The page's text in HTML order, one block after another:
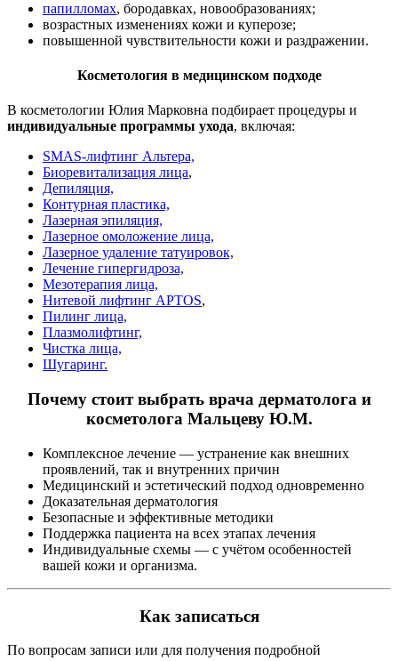
папилломах, бородавках, новообразованиях;
возрастных изменениях кожи и куперозе;
повышенной чувствительности кожи и раздражении.
Косметология в медицинском подходе
В косметологии Юлия Марковна подбирает процедуры и
индивидуальные программы ухода, включая:
SMAS-лифтинг Альтера,
Биоревитализация лица,
Депиляция,
Контурная пластика,
Лазерная эпиляция,
Лазерное омоложение лица,
Лазерное удаление татуировок,
Лечение гипергидроза,
Мезотерапия лица,
Нитевой лифтинг APTOS,
Пилинг лица,
Плазмолифтинг,
Чистка лица,
Шугаринг.
Почему стоит выбрать врача дерматолога и
косметолога Мальцеву Ю.М.
Комплексное лечение — устранение как внешних
проявлений, так и внутренних причин
Медицинский и эстетический подход одновременно
Доказательная дерматология
Безопасные и эффективные методики
Поддержка пациента на всех этапах лечения
Индивидуальные схемы — с учётом особенностей
вашей кожи и организма.
Как записаться
По вопросам записи или для получения подробной